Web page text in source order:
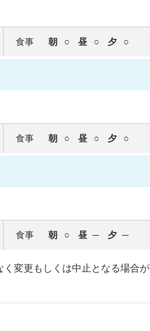
食事 朝 昼 夕
食事 朝 昼 夕
食事 朝 昼 夕
変更もしくは中止となる場合が